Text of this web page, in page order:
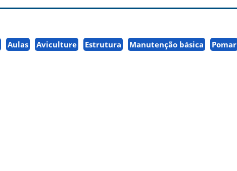
Aulas Aviculture Estrutura Manutenção básica Pomar